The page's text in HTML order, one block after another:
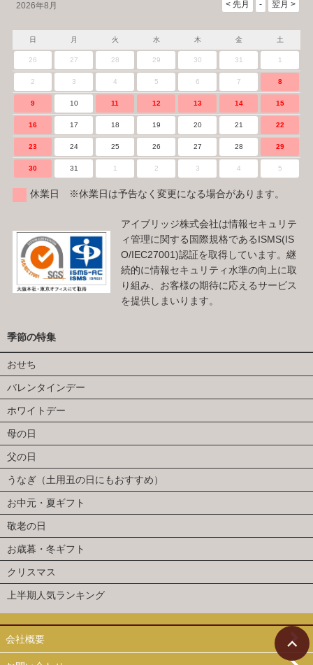
2026年8月
日 月 火 水 木 金 土
26 27 28 29 30 31 1
2 3 4 5 6 7 8
9 10 11 12 13 14 15
16 17 18 19 20 21 22
23 24 25 26 27 28 29
30 31 1 2 3 4 5
休業日 ※休業日は予告なく変更になる場合があります。
アイブリッジ株式会社は情報セキュリテ
ィ管理に関する国際規格であるISMS(IS
O/IEC27001)認証を取得しています。継
続的に情報セキュリティ水準の向上に取
り組み、お客様の期待に応えるサービス
を提供しまいります。
季節の特集
おせち
バレンタインデー
ホワイトデー
母の日
父の日
うなぎ（土用丑の日にもおすすめ）
お中元・夏ギフト
敬老の日
お歳暮・冬ギフト
クリスマス
上半期人気ランキング
会社概要